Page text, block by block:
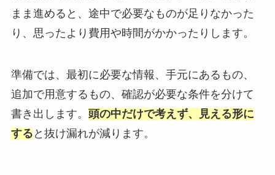
まま進めると、途中で必要なものが足りなかった
り、思ったより費用や時間がかかったりします。
準備では、最初に必要な情報、手元にあるもの、
追加で用意するもの、確認が必要な条件を分けて
書き出します。 頭の中だけで考えず、見える形に
する と抜け漏れが減ります。